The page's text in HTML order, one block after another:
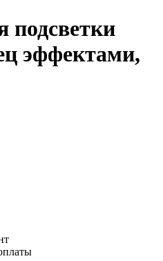
подсветки
эффектами,